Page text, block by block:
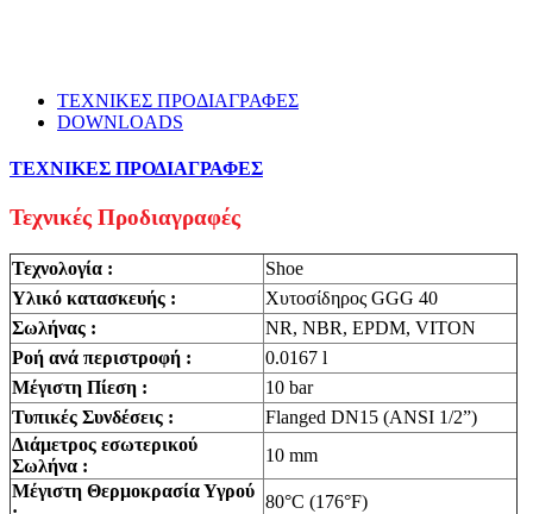
ΤΕΧΝΙΚΕΣ ΠΡΟΔΙΑΓΡΑΦΕΣ
DOWNLOADS
ΤΕΧΝΙΚΕΣ ΠΡΟΔΙΑΓΡΑΦΕΣ
Τεχνικές Προδιαγραφές
Τεχνολογία :
Shoe
Υλικό κατασκευής :
Χυτοσίδηρος GGG 40
Σωλήνας :
NR, NBR, EPDM, VITON
Ροή ανά περιστροφή :
0.0167 l
Μέγιστη Πίεση :
10 bar
Τυπικές Συνδέσεις :
Flanged DN15 (ANSI 1/2”)
Διάμετρος εσωτερικού
Σωλήνα :
10 mm
Μέγιστη Θερμοκρασία Υγρού
80°C (176°F)